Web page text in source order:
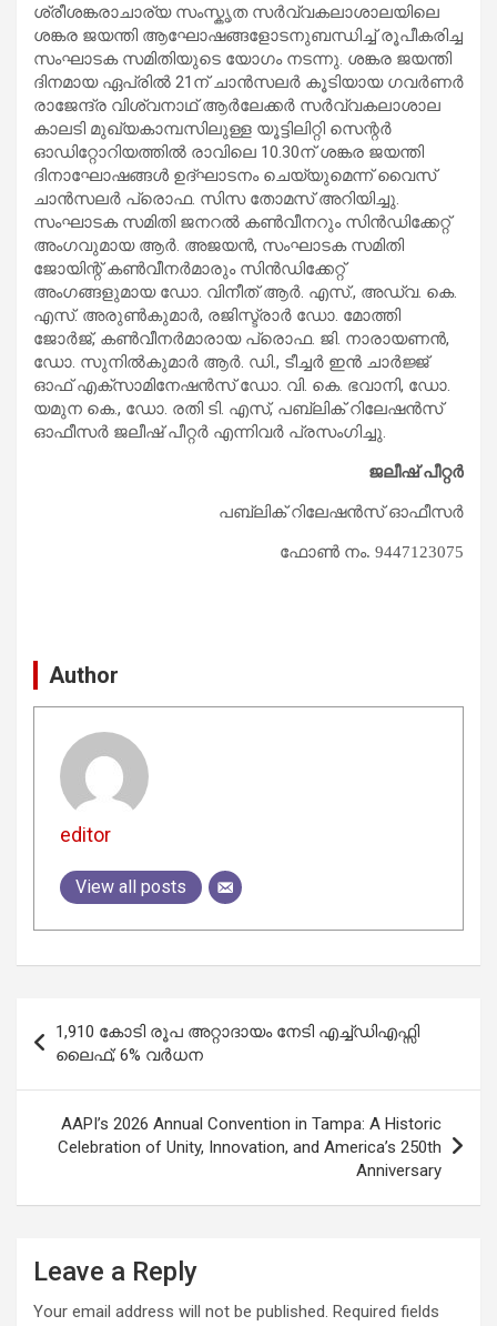
ശ്രീശങ്കരാചാര്യ സംസ്കൃത സര്‍വ്വകലാശാലയിലെ
ശങ്കര ജയന്തി ആഘോഷങ്ങളോടനുബന്ധിച്ച് രൂപീകരിച്ച
സംഘാടക സമിതിയുടെ യോഗം നടന്നു. ശങ്കര ജയന്തി
ദിനമായ ഏപ്രില്‍ 21ന് ചാന്‍സലര്‍ കൂടിയായ ഗവര്‍ണര്‍
രാജേന്ദ്ര വിശ്വനാഥ് ആര്‍ലേക്കര്‍ സര്‍വ്വകലാശാല
കാലടി മുഖ്യകാമ്പസിലുള്ള യൂട്ടിലിറ്റി സെന്റര്‍
ഓഡിറ്റോറിയത്തില്‍ രാവിലെ 10.30ന് ശങ്കര ജയന്തി
ദിനാഘോഷങ്ങള്‍ ഉദ്ഘാടനം ചെയ്യുമെന്ന് വൈസ്
ചാന്‍സലര്‍ പ്രൊഫ. സിസ തോമസ് അറിയിച്ചു.
സംഘാടക സമിതി ജനറല്‍ കണ്‍വീനറും സിന്‍ഡിക്കേറ്റ്
അംഗവുമായ ആര്‍. അജയന്‍, സംഘാടക സമിതി
ജോയിന്റ് കണ്‍വീനര്‍മാരും സിന്‍ഡിക്കേറ്റ്
അംഗങ്ങളുമായ ഡോ. വിനീത് ആര്‍. എസ്., അഡ്വ. കെ.
എസ്. അരുണ്‍കുമാര്‍, രജിസ്ട്രാര്‍ ഡോ. മോത്തി
ജോര്‍ജ്, കണ്‍വീനര്‍മാരായ പ്രൊഫ. ജി. നാരായണന്‍,
ഡോ. സുനില്‍കുമാര്‍ ആര്‍. ഡി., ടീച്ചര്‍ ഇന്‍ ചാര്‍ജ്ജ്
ഓഫ് എക്സാമിനേഷന്‍സ് ഡോ. വി. കെ. ഭവാനി, ഡോ.
യമുന കെ., ഡോ. രതി ടി. എസ്, പബ്ലിക് റിലേഷന്‍സ്
ഓഫീസര്‍ ജലീഷ് പീറ്റര്‍ എന്നിവര്‍ പ്രസംഗിച്ചു.
ജലീഷ് പീറ്റര്‍
പബ്ലിക് റിലേഷന്‍സ് ഓഫീസര്‍
ഫോണ്‍ നം. 9447123075
Author
editor
View all posts
navigation
1,910 കോടി രൂപ അറ്റാദായം നേടി എച്ച്ഡിഎഫ്സി
ലൈഫ്; 6% വർധന
AAPI’s 2026 Annual Convention in Tampa: A Historic
Celebration of Unity, Innovation, and America’s 250th
Anniversary
Leave a Reply
Your email address will not be published. Required fields